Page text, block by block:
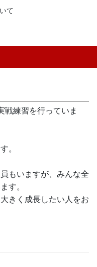
て
戦練習を行っていま
。
もいますが、みんな全
す。
きく成長したい人をお